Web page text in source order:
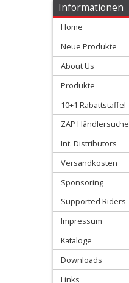
FMX-
Lenker
Strebe
Lenker
Extra
Flach
Informationen
Home
Neue Produkte
About Us
Produkte
10+1 Rabattstaffel
ZAP Händlersuche
Int. Distributors
Versandkosten
Sponsoring
Supported Riders
Impressum
Kataloge
Downloads
Links